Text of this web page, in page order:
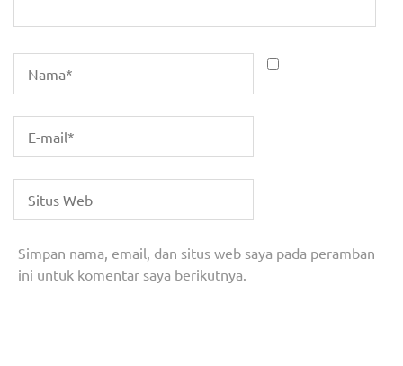
Simpan nama, email, dan situs web saya pada peramban
ini untuk komentar saya berikutnya.